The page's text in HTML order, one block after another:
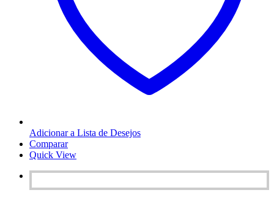
Adicionar a Lista de Desejos
Comparar
Quick View